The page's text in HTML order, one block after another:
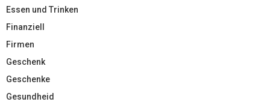
Essen und Trinken
Finanziell
Firmen
Geschenk
Geschenke
Gesundheid